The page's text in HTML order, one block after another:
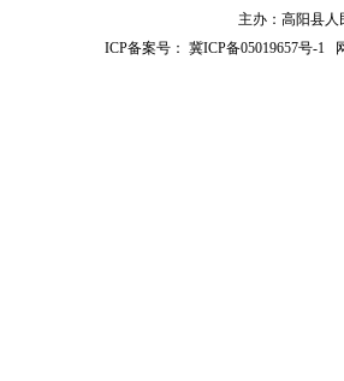
主办：高阳县人
ICP备案号：冀ICP备05019657号-1